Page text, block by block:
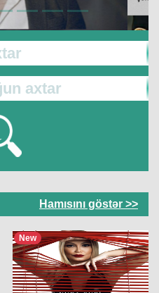
Hamısını göstər >>
New